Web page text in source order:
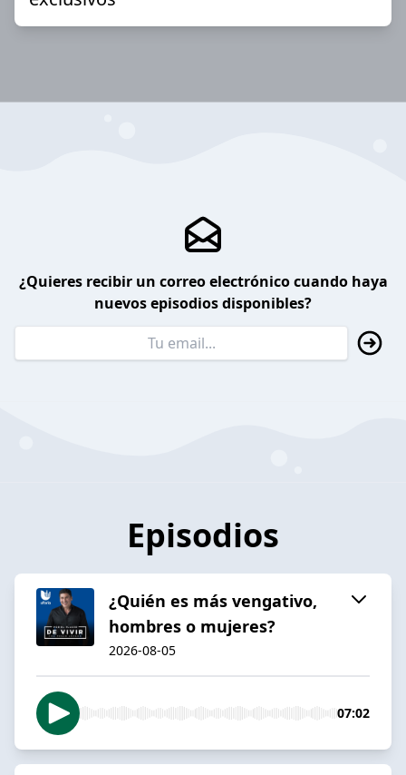
¿Quieres recibir un correo electrónico cuando haya
nuevos episodios disponibles?
Episodios
¿Quién es más vengativo,
hombres o mujeres?
2026-08-05
07:02